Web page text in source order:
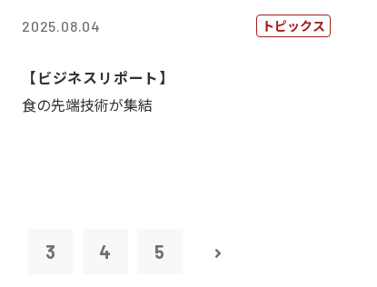
2025.08.04 トピックス
【ビジネスリポート】
食の先端技術が集結
3 4 5